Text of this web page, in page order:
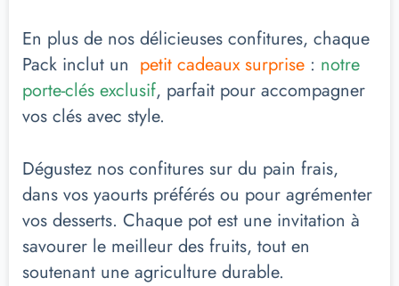
En plus de nos délicieuses confitures, chaque
Pack inclut un petit cadeaux surprise : notre
porte-clés exclusif, parfait pour accompagner
vos clés avec style.
Dégustez nos confitures sur du pain frais,
dans vos yaourts préférés ou pour agrémenter
vos desserts. Chaque pot est une invitation à
savourer le meilleur des fruits, tout en
soutenant une agriculture durable.